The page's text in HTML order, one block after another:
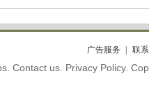
广告服务 联
Contact us. Privacy Policy.